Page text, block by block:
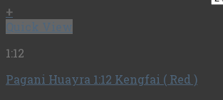
+
Quick View
1:12
Pagani Huayra 1:12 Kengfai ( Red )